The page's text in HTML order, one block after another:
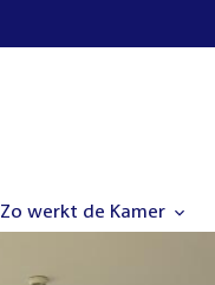
Zo werkt de Kamer